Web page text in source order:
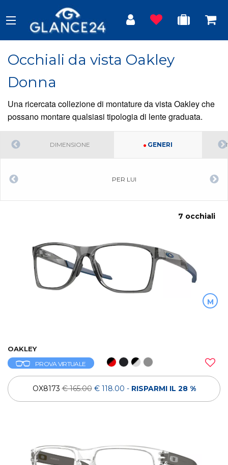
Occhiali da vista Oakley
Donna
Una ricercata collezione di montature da vista Oakley che
possano montare qualsiasi tipologia di lente graduata.
DIMENSIONE GENERI
PER LUI
7 occhiali
M
OAKLEY
PROVA VIRTUALE
OX8173€ 165.00 € 118.00 - RISPARMI IL 28 %